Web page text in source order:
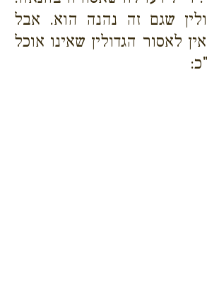
שגם זה נהנה הוא. אבל
לאסור הגדולין שאינו אוכל